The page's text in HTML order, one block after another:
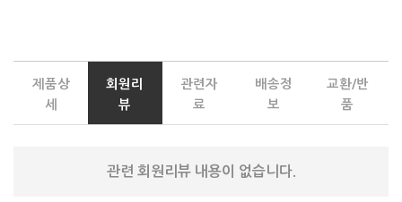
제품상
세
회원리
뷰
관련자
료
배송정
보
교환/반
품
관련 회원리뷰 내용이 없습니다.